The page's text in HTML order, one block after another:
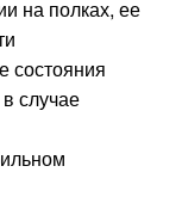
на полках, ее
состояния
случае